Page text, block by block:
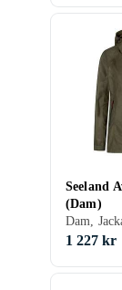
Seeland
(Dam)
Dam,
1 227 kr